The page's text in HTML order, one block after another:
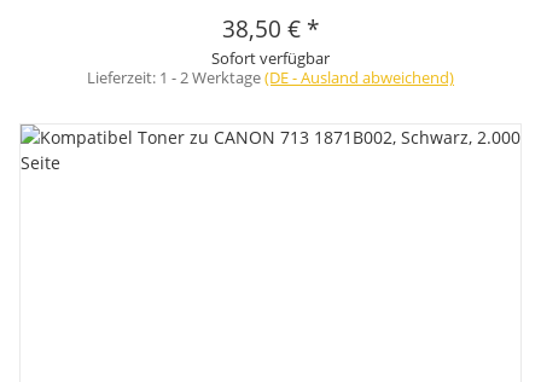
38,50 € *
Sofort verfügbar
Lieferzeit: 1 - 2 Werktage(DE - Ausland abweichend)